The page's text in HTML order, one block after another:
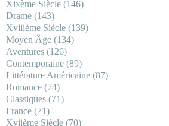
Xixème Siècle (146)
Drame (143)
Xviiième Siècle (139)
Moyen Âge (134)
Aventures (126)
Contemporaine (89)
Littérature Américaine (87)
Romance (74)
Classiques (71)
France (71)
Xviième Siècle (70)